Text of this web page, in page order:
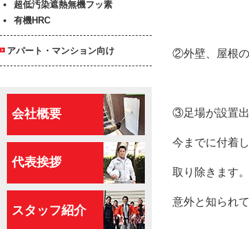
②外壁、屋根の
③足場が設置出
今までに付着
取り除きます
意外と知られ
超低汚染遮熱無機フッ素
有機HRC
アパート・マンション向け
会社概要
代表挨拶
スタッフ紹介